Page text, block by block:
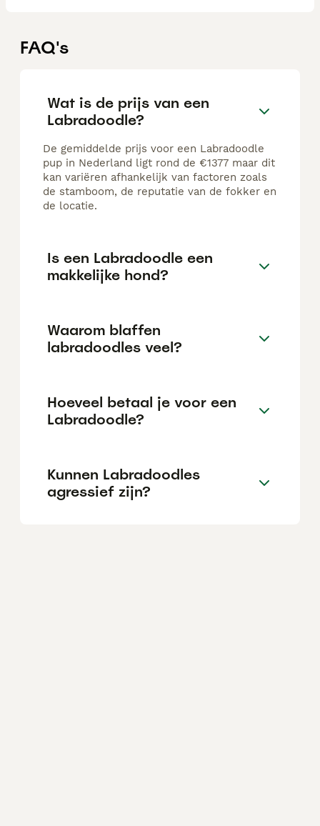
FAQ's
Wat is de prijs van een
Labradoodle?
De gemiddelde prijs voor een Labradoodle
pup in Nederland ligt rond de €1377 maar dit
kan variëren afhankelijk van factoren zoals
de stamboom, de reputatie van de fokker en
de locatie.
Is een Labradoodle een
makkelijke hond?
Waarom blaffen
labradoodles veel?
Hoeveel betaal je voor een
Labradoodle?
Kunnen Labradoodles
agressief zijn?